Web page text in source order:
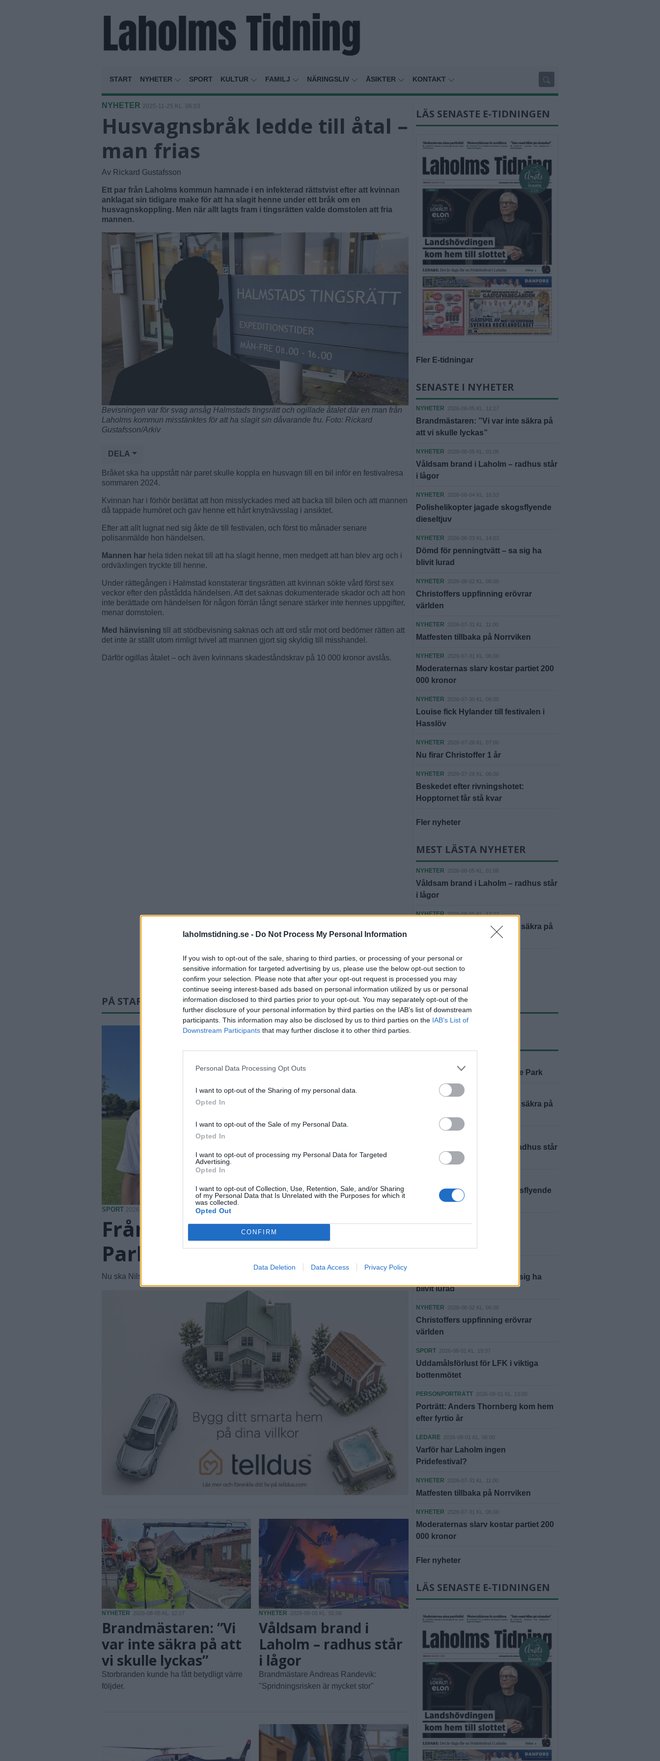
laholmstidning.se - Do Not Process My Personal Information
If you wish to opt-out of the sale, sharing to third parties, or processing of your personal or
sensitive information for targeted advertising by us, please use the below opt-out section to
confirm your selection. Please note that after your opt-out request is processed you may
continue seeing interest-based ads based on personal information utilized by us or personal
information disclosed to third parties prior to your opt-out. You may separately opt-out of the
further disclosure of your personal information by third parties on the IAB’s list of downstream
participants. This information may also be disclosed by us to third parties on the IAB’s List of
Downstream Participants that may further disclose it to other third parties.
Personal Data Processing Opt Outs
I want to opt-out of the Sharing of my personal data.
Opted In
I want to opt-out of the Sale of my Personal Data.
Opted In
I want to opt-out of processing my Personal Data for Targeted
Advertising.
Opted In
I want to opt-out of Collection, Use, Retention, Sale, and/or Sharing
of my Personal Data that Is Unrelated with the Purposes for which it
was collected.
Opted Out
CONFIRM
Data Deletion Data Access Privacy Policy
START NYHETER SPORT KULTUR FAMILJ NÄRINGSLIV ÅSIKTER KONTAKT
NYHETER 2025-11-25 KL. 06:03
Husvagnsbråk ledde till åtal –
man frias
Av Rickard Gustafsson
Ett par från Laholms kommun hamnade i en infekterad rättstvist efter att kvinnan
anklagat sin tidigare make för att ha slagit henne under ett bråk om en
husvagnskoppling. Men när allt lagts fram i tingsrätten valde domstolen att fria
mannen.
Bevisningen var för svag ansåg Halmstads tingsrätt och ogillade åtalet där en man från
Laholms kommun misstänktes för att ha slagit sin dåvarande fru. Foto: Rickard
Gustafsson/Arkiv
DELA
Bråket ska ha uppstått när paret skulle koppla en husvagn till en bil inför en festivalresa
sommaren 2024.
Kvinnan har i förhör berättat att hon misslyckades med att backa till bilen och att mannen
då tappade humöret och gav henne ett hårt knytnävsslag i ansiktet.
Efter att allt lugnat ned sig åkte de till festivalen, och först tio månader senare
polisanmälde hon händelsen.
Mannen har hela tiden nekat till att ha slagit henne, men medgett att han blev arg och i
ordväxlingen tryckte till henne.
Under rättegången i Halmstad konstaterar tingsrätten att kvinnan sökte vård först sex
veckor efter den påstådda händelsen. Att det saknas dokumenterade skador och att hon
inte berättade om händelsen för någon förrän långt senare stärker inte hennes uppgifter,
menar domstolen.
Med hänvisning till att stödbevisning saknas och att ord står mot ord bedömer rätten att
det inte är ställt utom rimligt tvivel att mannen gjort sig skyldig till misshandel.
Därför ogillas åtalet – och även kvinnans skadeståndskrav på 10 000 kronor avslås.
LÄS SENASTE E-TIDNINGEN
Fler E-tidningar
SENASTE I NYHETER
NYHETER 2026-08-05 KL. 12:27
Brandmästaren: ”Vi var inte säkra på
att vi skulle lyckas”
NYHETER 2026-08-05 KL. 01:06
Våldsam brand i Laholm – radhus står
i lågor
NYHETER 2026-08-04 KL. 16:53
Polishelikopter jagade skogsflyende
dieseltjuv
NYHETER 2026-08-03 KL. 14:03
Dömd för penningtvätt – sa sig ha
blivit lurad
NYHETER 2026-08-02 KL. 06:00
Christoffers uppfinning erövrar
världen
NYHETER 2026-07-31 KL. 11:00
Matfesten tillbaka på Norrviken
NYHETER 2026-07-31 KL. 06:00
Moderaternas slarv kostar partiet 200
000 kronor
NYHETER 2026-07-30 KL. 06:00
Louise fick Hylander till festivalen i
Hasslöv
NYHETER 2026-07-28 KL. 07:00
Nu firar Christoffer 1 år
NYHETER 2026-07-28 KL. 06:00
Beskedet efter rivningshotet:
Hopptornet får stå kvar
Fler nyheter
MEST LÄSTA NYHETER
NYHETER 2026-08-05 KL. 01:06
Våldsam brand i Laholm – radhus står
i lågor
NYHETER 2026-08-05 KL. 12:27
Brandmästaren: ”Vi var inte säkra på
Fler nyheter
PÅ STARTSIDAN JUST NU
SPORT 2026-08-06 KL. 06:00
Från Australien till Glänninge
Park
Nu ska Nils hjälpa LFK att klara kontraktet.
NYHETER 2026-08-05 KL. 12:27
Brandmästaren: ”Vi
var inte säkra på att
vi skulle lyckas”
Storbranden kunde ha fått betydligt värre
följder.
NYHETER 2026-08-05 KL. 01:06
Våldsam brand i
Laholm – radhus står
i lågor
Brandmästare Andreas Randevik:
"Spridningsrisken är mycket stor"
Från Australien till Glänninge Park
NYHETER 2026-08-05 KL. 12:27
Brandmästaren: ”Vi var inte säkra på
att vi skulle lyckas”
Våldsam brand i Laholm – radhus står
Polishelikopter jagade skogsflyende
dieseltjuv
Dömd för penningtvätt – sa sig ha
blivit lurad
NYHETER 2026-08-02 KL. 06:00
Christoffers uppfinning erövrar
världen
SPORT 2026-08-01 KL. 19:37
Uddamålsförlust för LFK i viktiga
bottenmötet
PERSONPORTRÄTT 2026-08-01 KL. 13:00
Porträtt: Anders Thornberg kom hem
efter fyrtio år
LEDARE 2026-08-01 KL. 06:00
Varför har Laholm ingen
Pridefestival?
NYHETER 2026-07-31 KL. 11:00
Matfesten tillbaka på Norrviken
NYHETER 2026-07-31 KL. 06:00
Moderaternas slarv kostar partiet 200
000 kronor
Fler nyheter
LÄS SENASTE E-TIDNINGEN